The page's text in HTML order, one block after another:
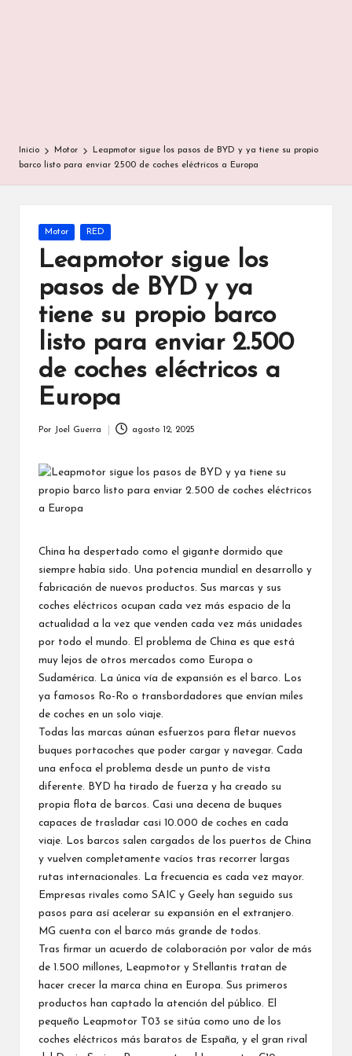
Inicio Motor
Leapmotor sigue los pasos de BYD y ya tiene su propio
barco listo para enviar 2.500 de coches eléctricos a Europa
Publicada
en
Motor RED
Leapmotor sigue los
pasos de BYD y ya
tiene su propio barco
listo para enviar 2.500
de coches eléctricos a
Europa
Por Joel Guerra agosto 12, 2025
China ha despertado como el gigante dormido que
siempre había sido. Una potencia mundial en desarrollo y
fabricación de nuevos productos. Sus marcas y sus
coches eléctricos ocupan cada vez más espacio de la
actualidad a la vez que venden cada vez más unidades
por todo el mundo. El problema de China es que está
muy lejos de otros mercados como Europa o
Sudamérica. La única vía de expansión es el barco. Los
ya famosos Ro-Ro o transbordadores que envían miles
de coches en un solo viaje.
Todas las marcas aúnan esfuerzos para fletar nuevos
buques portacoches que poder cargar y navegar. Cada
una enfoca el problema desde un punto de vista
diferente. BYD ha tirado de fuerza y ha creado su
propia flota de barcos . Casi una decena de buques
capaces de trasladar casi 10.000 de coches en cada
viaje. Los barcos salen cargados de los puertos de China
y vuelven completamente vacíos tras recorrer largas
rutas internacionales. La frecuencia es cada vez mayor.
Empresas rivales como SAIC y Geely han seguido sus
pasos para así acelerar su expansión en el extranjero.
MG cuenta con el
barco más grande de todos.
Tras firmar un acuerdo de colaboración por valor de más
de 1.500 millones, Leapmotor y Stellantis tratan de
hacer crecer la marca china en Europa. Sus primeros
productos han captado la atención del público. El
pequeño
Leapmotor T03 se sitúa como uno de los
coches eléctricos más baratos de España, y el gran rival